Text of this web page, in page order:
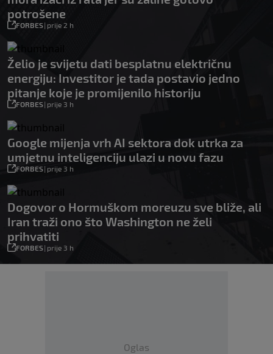
potrošene
FORBES| prije 2 h
Želio je svijetu dati besplatnu električnu
energiju: Investitor je tada postavio jedno
pitanje koje je promijenilo historiju
FORBES| prije 3 h
Google mijenja vrh AI sektora dok utrka za
umjetnu inteligenciju ulazi u novu fazu
FORBES| prije 3 h
Dogovor o Hormuškom moreuzu sve bliže, ali
Iran traži ono što Washington ne želi
prihvatiti
FORBES| prije 3 h
Oglas